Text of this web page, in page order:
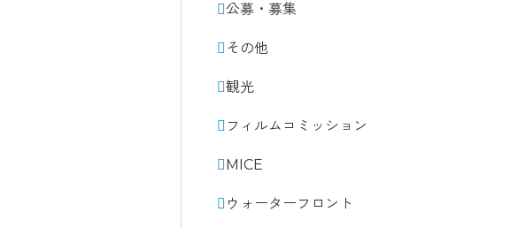
公募・募集
その他
観光
フィルムコミッション
MICE
ウォーターフロント